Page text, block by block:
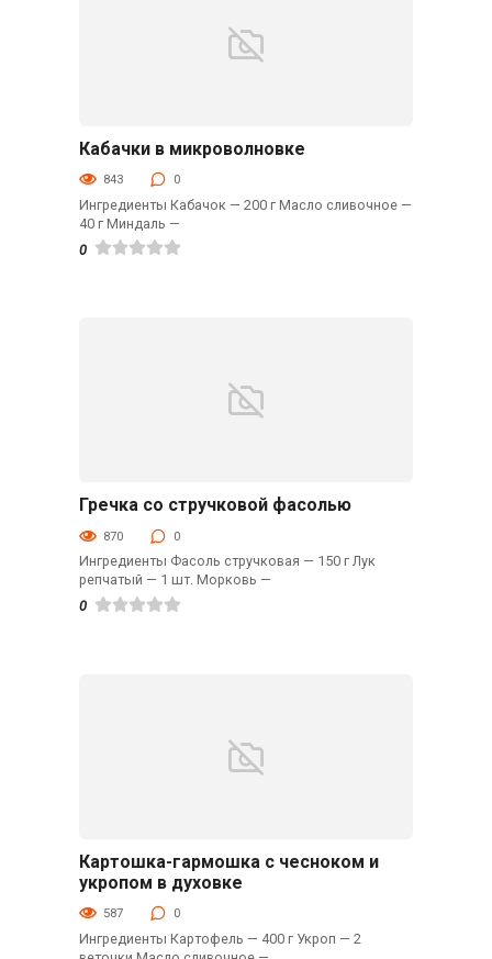
Кабачки в микроволновке
843 0
Ингредиенты Кабачок — 200 г Масло сливочное —
40 г Миндаль —
0
Гречка со стручковой фасолью
870 0
Ингредиенты Фасоль стручковая — 150 г Лук
репчатый — 1 шт. Морковь —
0
Гарниры
Картошка-гармошка с чесноком и
укропом в духовке
587 0
Ингредиенты Картофель — 400 г Укроп — 2